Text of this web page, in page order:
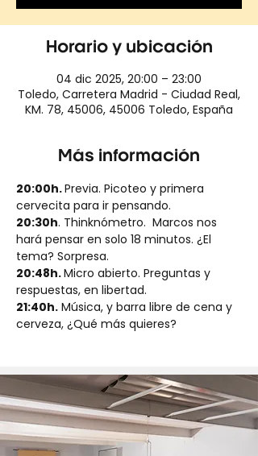
Horario y ubicación
04 dic 2025, 20:00 – 23:00
Toledo, Carretera Madrid - Ciudad Real,
KM. 78, 45006, 45006 Toledo, España
Más información
20:00h. Previa. Picoteo y primera
cervecita para ir pensando.
20:30h. Thinknómetro.  Marcos nos
hará pensar en solo 18 minutos. ¿El
tema? Sorpresa.
20:48h. Micro abierto. Preguntas y
respuestas, en libertad.
21:40h. Música, y barra libre de cena y
cerveza, ¿Qué más quieres?